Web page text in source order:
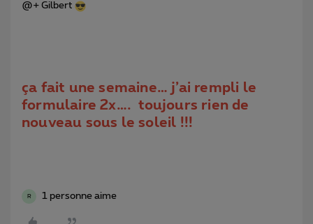
@+ Gilbert
ça fait une semaine… j’ai rempli le
formulaire 2x…. toujours rien de
nouveau sous le soleil !!!
R 1 personne aime